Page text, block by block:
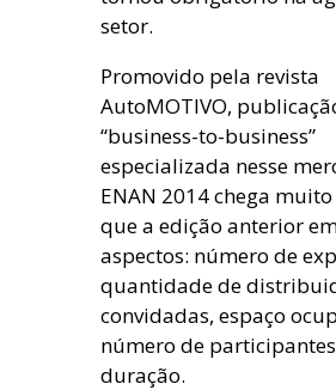
setor.
Promovido pela revista
AutoMOTIVO,
“business-to-business”
especializada nesse
ENAN 2014 chega
que a edição anterior
aspectos: número de
quantidade de
convidadas, espaço
número de
duração.